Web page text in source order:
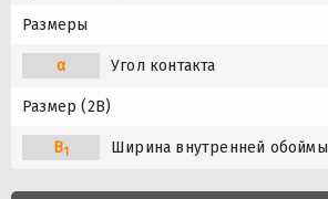
Размеры
α Угол контакта
Размер (2B)
B1 Ширина внутренней обоймы